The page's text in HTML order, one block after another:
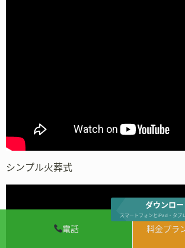
電話 料金プラ
シンプル火葬式
ダウンロ
スマートフォンとiPad・タブ